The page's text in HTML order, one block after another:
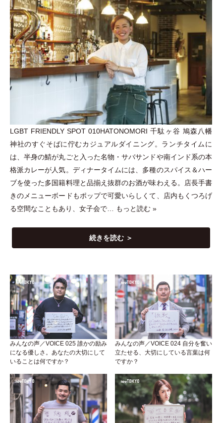
LGBT FRIENDLY SPOT 010HATONOMORI 千駄ヶ谷 鳩森八幡
神社のすぐそばに佇むカジュアルダイニング。ランチタイムに
は、半身の鯖が丸ごと入った名物 ・サバサンドや南インド系の本
格派カレーが人気。ディナータイムには、多種のスパイス＆ハー
ブを使った多国籍料理と品揃え抜群のお酒が味わえる。店長手書
きのメニューボードもポップで可愛いらしくて、店内もくつろげ
る空間なこともあり、女子会で…
もっと読む »
続きを読む ＞
みんなの声／VOICE 025 誰かの励み
になる優しさ。あなたの大切にして
いることは何ですか？
みんなの声／VOICE 024 自分を奮い
立たせる、大切にしている言葉は何
ですか？